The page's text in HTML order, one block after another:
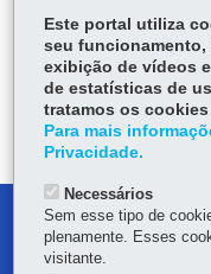
Voltar
DENUNCIE
Este portal utiliza
seu funcionamento,
exibição de vídeos
de estatísticas de
tratamos os
Para mais
Privacidade.
Necessários
Sem esse tipo de
plenamente. Esses
visitante.